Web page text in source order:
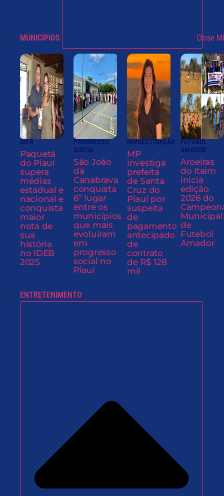
MUNICÍPIOS Close
IDEB
Paquetá
do Piauí
supera
médias
estadual e
nacional e
conquista
maior
nota de
sua
história
no IDEB
2025
PROGRESSO
SOCIAL
São João
da
Canabrava
conquista
6º lugar
entre os
municípios
que mais
evoluíram
em
progresso
social no
Piauí
INVGESTIGAÇÃO
MP
investiga
prefeita
de Santa
Cruz do
Piauí por
suspeita
de
pagamento
antecipado
de
contrato
de R$ 128
mil
FUTEBOL
AMADOR
Aroeiras
do Itaim
inicia
edição
2026 do
Municipal
de
Futebol
Amador
ENTRETENIMENTO